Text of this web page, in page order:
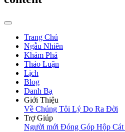
Trang Chủ
Ngẫu Nhiên
Khám Phá
Thảo Luận
Lịch
Blog
Danh Bạ
Giới Thiệu
Về Chúng Tôi Lý Do Ra Đời
Trợ Giúp
Người mới Đóng Góp Hộp Cát